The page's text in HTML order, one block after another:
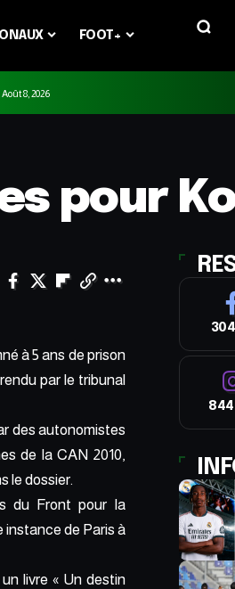
FOOT+
8, 2026
pour
à 5 ans de prison
par le tribunal
des autonomistes
de la CAN 2010,
le dossier.
du Front pour la
instance de Paris à
livre « Un destin